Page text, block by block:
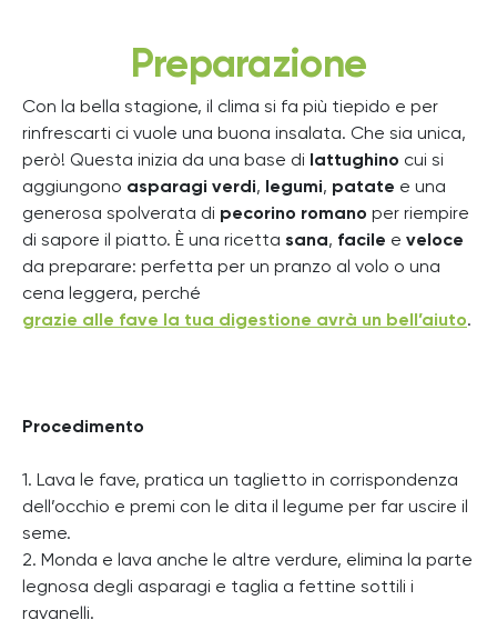
Preparazione
Con la bella stagione, il clima si fa più tiepido e per
rinfrescarti ci vuole una buona insalata. Che sia unica,
però! Questa inizia da una base di
lattughino cui si
aggiungono asparagi verdi, legumi, patate e una
generosa spolverata di pecorino romano per riempire
di sapore il piatto. È una ricetta sana, facile e veloce
da preparare: perfetta per un pranzo al volo o una
cena leggera, perché
grazie alle fave la tua digestione avrà un bell’aiuto.
Procedimento
1. Lava le fave, pratica un taglietto in corrispondenza
dell’occhio e premi con le dita il legume per far uscire il
seme.
2. Monda e lava anche le altre verdure, elimina la parte
legnosa degli asparagi e taglia a fettine sottili i
ravanelli.